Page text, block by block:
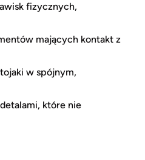
fizycznych,
mających kontakt z
w spójnym,
które nie